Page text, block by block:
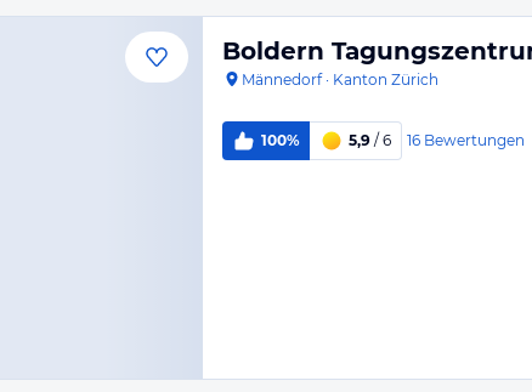
Boldern
Männedorf· Kanton Zürich
100% 5,9 / 6 16 Bewertungen